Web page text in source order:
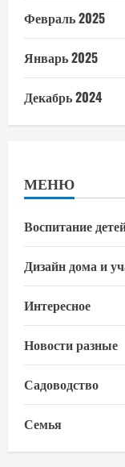
Февраль 2025
Январь 2025
Декабрь 2024
МЕНЮ
Воспитание
Дизайн дома и
Интересное
Новости разные
Садоводство
Семья